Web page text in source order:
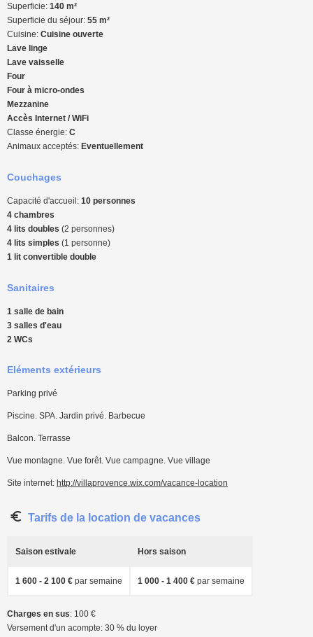
Superficie: 140 m²
Superficie du séjour: 55 m²
Cuisine: Cuisine ouverte
Lave linge
Lave vaisselle
Four
Four à micro-ondes
Mezzanine
Accès Internet / WiFi
Classe énergie: C
Animaux acceptés: Eventuellement
Couchages
Capacité d'accueil: 10 personnes
4 chambres
4 lits doubles (2 personnes)
4 lits simples (1 personne)
1 lit convertible double
Sanitaires
1 salle de bain
3 salles d'eau
2 WCs
Eléments extérieurs
Parking privé
Piscine. SPA. Jardin privé. Barbecue
Balcon. Terrasse
Vue montagne. Vue forêt. Vue campagne. Vue village
Site internet: http://villaprovence.wix.com/vacance-location
Tarifs de la location de vacances
Saison estivale Hors saison
1 600 - 2 100 € par semaine 1 000 - 1 400 € par semaine
Charges en sus: 100 €
Versement d'un acompte: 30 % du loyer